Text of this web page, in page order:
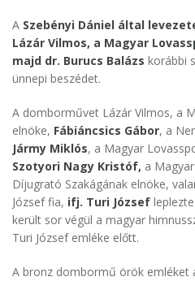
A Szebényi Dániel által
Lázár Vilmos, a Magyar
majd dr. Burucs Balázs korábbi
ünnepi beszédet.
A domborművet Lázár Vilmos, a
elnöke, Fábiáncsics Gábor, a
Jármy Miklós, a Magyar
Szotyori Nagy Kristóf, a
Díjugrató Szakágának elnöke,
József fia, ifj. Turi József
került sor végül a magyar
Turi József emléke előtt.
A bronz dombormű örök emléket